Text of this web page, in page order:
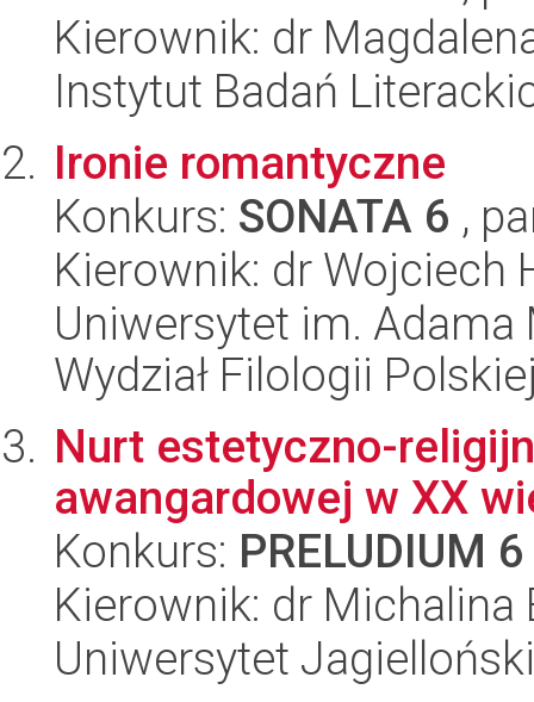
Kierownik: dr
Instytut Badań
Ironie romantyczne
Konkurs: SONATA 6 ,
Kierownik: dr Wojciech
Uniwersytet im.
Wydział Filologii
Nurt estetyczno-
awangardowej w XX
Konkurs: PRELUDIUM 6
Kierownik: dr Michalina
Uniwersytet